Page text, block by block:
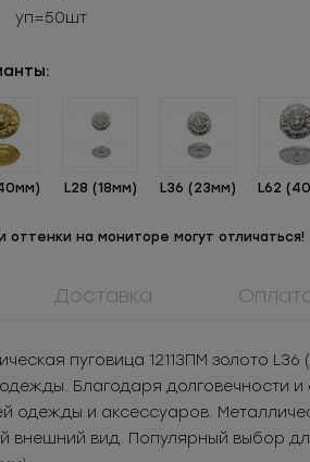
пластиковая
21.32
за шт.
3 070.08
за уп.
3.05
1
уп=50шт
L28 (18мм) L36 (23мм) L62
на мониторе могут отличаться!
Доставка
пуговица 12113ПМ золото
Благодаря долговечности и
одежды и аксессуаров.
внешний вид. Популярный выбор